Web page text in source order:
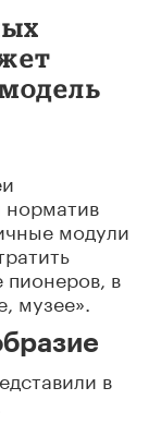
модули
пионеров, в
музее».
в